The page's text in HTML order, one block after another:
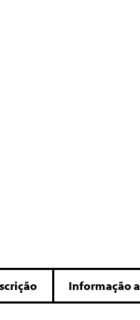
Informação